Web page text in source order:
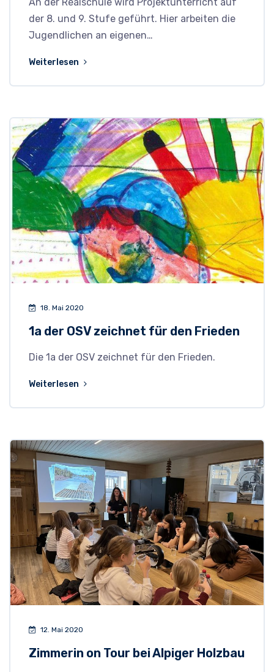
der 8. und 9. Stufe geführt. Hier arbeiten die
Jugendlichen an eigenen…
Weiterlesen
18. Mai 2020
1a der OSV zeichnet für den Frieden
Die 1a der OSV zeichnet für den Frieden.
Weiterlesen
12. Mai 2020
Zimmerin on Tour bei Alpiger Holzbau